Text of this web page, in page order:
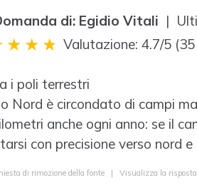
di: Egidio Vitali |
Valutazione: 4.7/5 (
i poli terrestri
Nord è circondato di campi
anche ogni anno: se il
con precisione verso nord
di rimozione della fonte | Visualizza la